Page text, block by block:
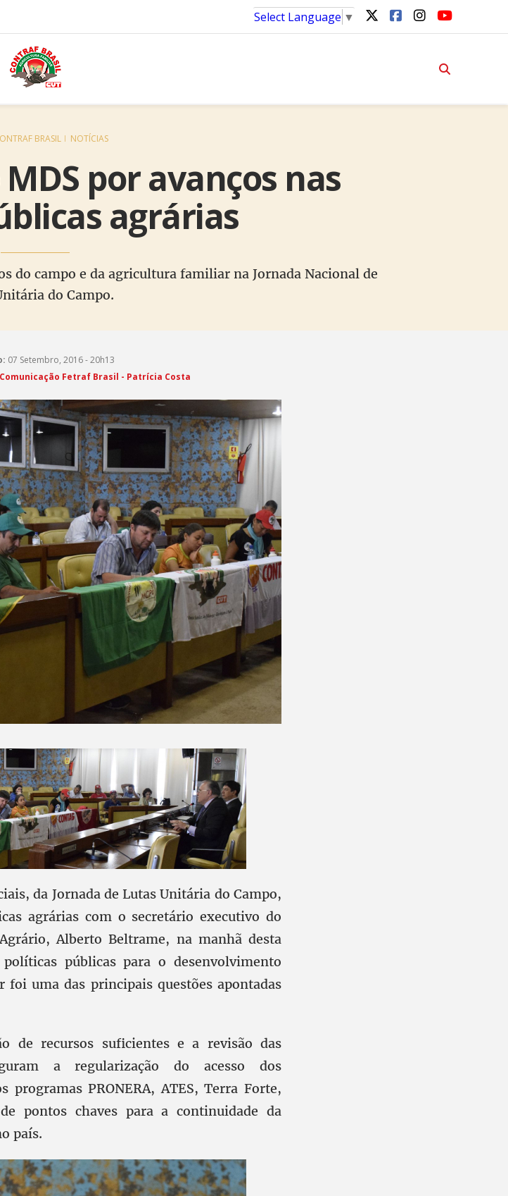
Select Language ▼
BRASIL NOTÍCIAS
por avanços nas
agrárias
do campo e da agricultura familiar na Jornada Nacional de
do Campo.
07 Setembro, 2016 - 20h13
Fetraf Brasil - Patrícia Costa
da Jornada de Lutas Unitária do Campo,
agrárias com o secretário executivo do
Alberto Beltrame, na manhã desta
públicas para o desenvolvimento
foi uma das principais questões apontadas
de recursos suficientes e a revisão das
a regularização do acesso dos
programas PRONERA, ATES, Terra Forte,
pontos chaves para a continuidade da
país.